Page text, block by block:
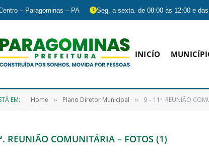
– Paragominas – PA Seg. a sexta. de 08:00 às 12:00 e
INICÍO
EM: Home » Plano Diretor Municipal » 9 – 11ª. REUNIÃO
REUNIÃO COMUNITÁRIA – FOTOS (1)